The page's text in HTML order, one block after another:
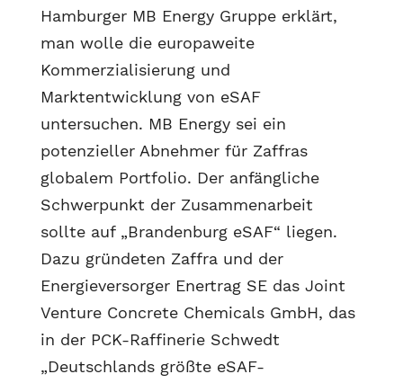
Hamburger MB Energy Gruppe erklärt,
man wolle die europaweite
Kommerzialisierung und
Marktentwicklung von eSAF
untersuchen. MB Energy sei ein
potenzieller Abnehmer für Zaffras
globalem Portfolio. Der anfängliche
Schwerpunkt der Zusammenarbeit
sollte auf „Brandenburg eSAF“ liegen.
Dazu gründeten Zaffra und der
Energieversorger Enertrag SE das Joint
Venture Concrete Chemicals GmbH, das
in der PCK-Raffinerie Schwedt
„Deutschlands größte eSAF-